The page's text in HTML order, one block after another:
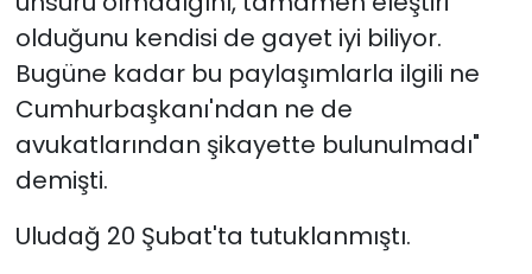
olduğunu kendisi de gayet iyi biliyor.
Bugüne kadar bu paylaşımlarla ilgili ne
Cumhurbaşkanı'ndan ne de
avukatlarından şikayette bulunulmadı"
demişti.
Uludağ 20 Şubat'ta tutuklanmıştı.